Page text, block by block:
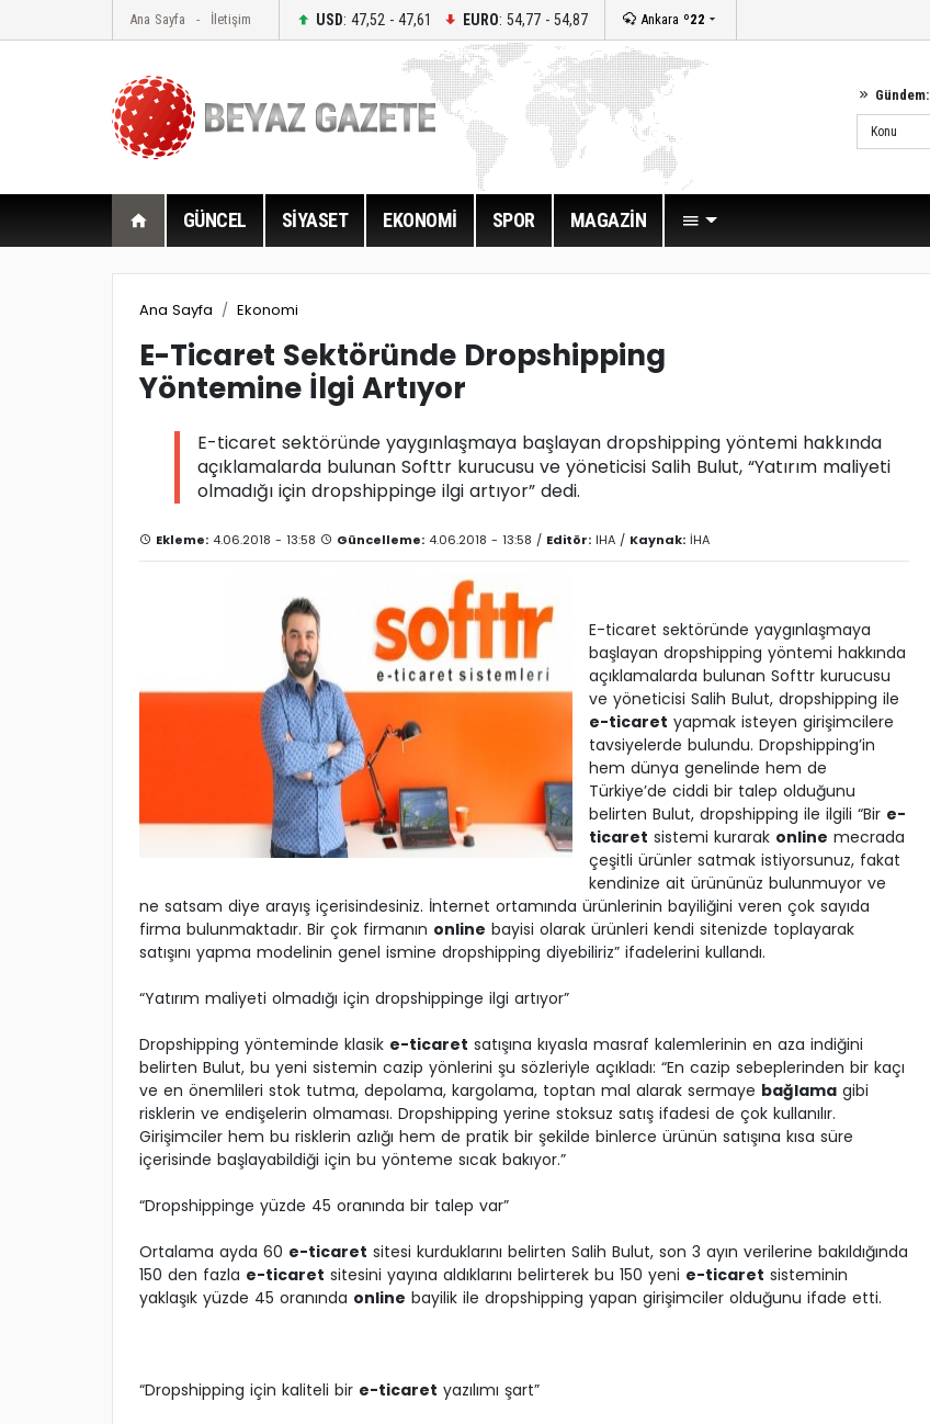
Ana Sayfa İletişim USD: 47,52 - 47,61 EURO: 54,77 - 54,87 Ankara º22
Gündem:
GÜNCEL SİYASET EKONOMİ SPOR MAGAZİN
Ana Sayfa Ekonomi
E-Ticaret Sektöründe Dropshipping
Yöntemine İlgi Artıyor
E-ticaret sektöründe yaygınlaşmaya başlayan dropshipping yöntemi hakkında
açıklamalarda bulunan Softtr kurucusu ve yöneticisi Salih Bulut, “Yatırım maliyeti
olmadığı için dropshippinge ilgi artıyor” dedi.
Ekleme: 4.06.2018 - 13:58 Güncelleme: 4.06.2018 - 13:58 / Editör: IHA / Kaynak: İHA
E-ticaret sektöründe yaygınlaşmaya
başlayan dropshipping yöntemi hakkında
açıklamalarda bulunan Softtr kurucusu
ve yöneticisi Salih Bulut, dropshipping ile
e-ticaret yapmak isteyen girişimcilere
tavsiyelerde bulundu. Dropshipping’in
hem dünya genelinde hem de
Türkiye’de ciddi bir talep olduğunu
belirten Bulut, dropshipping ile ilgili “Bir e-
ticaret sistemi kurarak online mecrada
çeşitli ürünler satmak istiyorsunuz, fakat
kendinize ait ürününüz bulunmuyor ve
ne satsam diye arayış içerisindesiniz. İnternet ortamında ürünlerinin bayiliğini veren çok sayıda
firma bulunmaktadır. Bir çok firmanın online bayisi olarak ürünleri kendi sitenizde toplayarak
satışını yapma modelinin genel ismine dropshipping diyebiliriz” ifadelerini kullandı.
“Yatırım maliyeti olmadığı için dropshippinge ilgi artıyor”
Dropshipping yönteminde klasik e-ticaret satışına kıyasla masraf kalemlerinin en aza indiğini
belirten Bulut, bu yeni sistemin cazip yönlerini şu sözleriyle açıkladı: “En cazip sebeplerinden bir kaçı
ve en önemlileri stok tutma, depolama, kargolama, toptan mal alarak sermaye bağlama gibi
risklerin ve endişelerin olmaması. Dropshipping yerine stoksuz satış ifadesi de çok kullanılır.
Girişimciler hem bu risklerin azlığı hem de pratik bir şekilde binlerce ürünün satışına kısa süre
içerisinde başlayabildiği için bu yönteme sıcak bakıyor.”
“Dropshippinge yüzde 45 oranında bir talep var”
Ortalama ayda 60 e-ticaret sitesi kurduklarını belirten Salih Bulut, son 3 ayın verilerine bakıldığında
150 den fazla e-ticaret sitesini yayına aldıklarını belirterek bu 150 yeni e-ticaret sisteminin
yaklaşık yüzde 45 oranında online bayilik ile dropshipping yapan girişimciler olduğunu ifade etti.
“Dropshipping için kaliteli bir e-ticaret yazılımı şart”